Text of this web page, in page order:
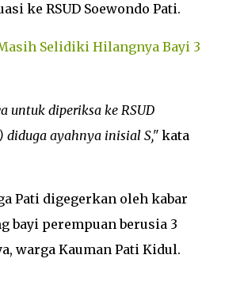
ke RSUD Soewondo Pati.
Selidiki Hilangnya Bayi 3
untuk diperiksa ke RSUD
diduga ayahnya inisial S," kata
Pati digegerkan oleh kabar
bayi perempuan berusia 3
warga Kauman Pati Kidul.